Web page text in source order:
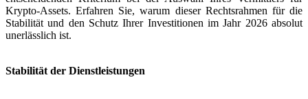
Krypto-Assets. Erfahren Sie, warum dieser Rechtsrahmen für die
Stabilität und den Schutz Ihrer Investitionen im Jahr 2026 absolut
unerlässlich ist.
Stabilität der Dienstleistungen